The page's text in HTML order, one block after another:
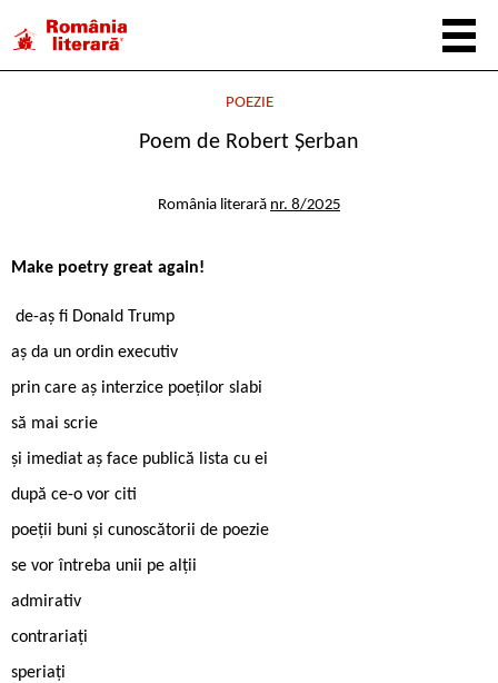
POEZIE
Poem de Robert Șerban
România literară nr. 8/2025
Make poetry great again!
de-aș fi Donald Trump
aș da un ordin executiv
prin care aș interzice poeților slabi
să mai scrie
și imediat aș face publică lista cu ei
după ce-o vor citi
poeții buni și cunoscătorii de poezie
se vor întreba unii pe alții
admirativ
contrariați
speriați